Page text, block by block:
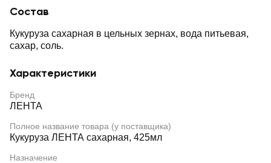
Состав
Кукуруза сахарная в цельных зернах, вода питьевая,
сахар, соль.
Характеристики
Бренд
ЛЕНТА
Полное название товара (у поставщика)
Кукуруза ЛЕНТА сахарная, 425мл
Назначение